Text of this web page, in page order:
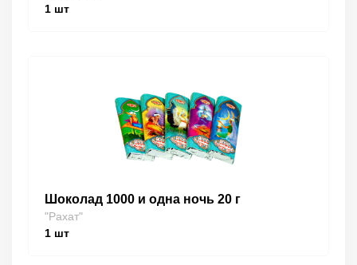
1 шт
Шоколад 1000 и одна ночь 20 г
"Рахат"
1 шт